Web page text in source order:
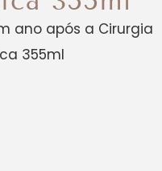
ano após a Cirurgia
355ml